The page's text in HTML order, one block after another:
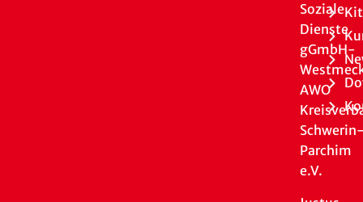
Soziale
Dienste
gGmbH-
AWO
Parchim
e.V.